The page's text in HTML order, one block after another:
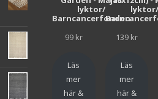
lyktor/
Barncancerfonden
99 kr
Läs
mer
här &
lyktor/
139 kr
Läs
mer
här &